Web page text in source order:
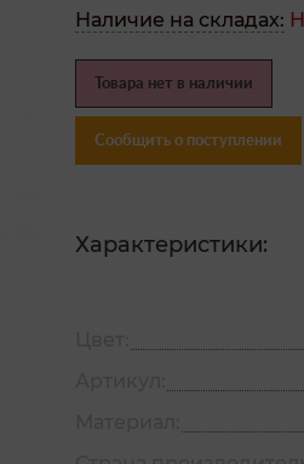
Наличие на складах:
Товара нет в наличии
Сообщить о поступлении
Характеристики: